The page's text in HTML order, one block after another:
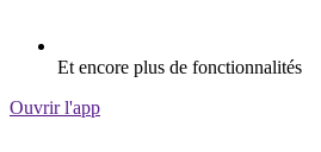
Et encore plus de fonctionnalités
Ouvrir l'app